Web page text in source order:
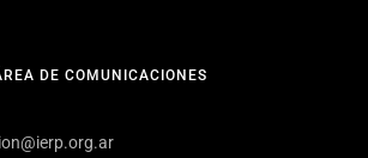
DE COMUNICACIONES